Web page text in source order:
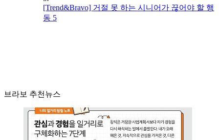
[Trend&Bravo] 거절 못 하는 시니어가 끊어야 할 행
동 5
브라보 추천뉴스